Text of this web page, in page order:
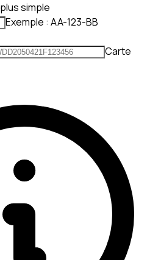
plus simple
Exemple : AA-123-BB
Carte